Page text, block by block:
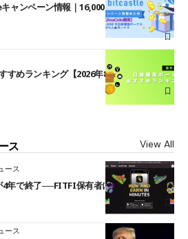
ャンペーン情報｜16,000円口座開設ボーナ
すめランキング【2026年8月最新】
ス View All
ース
年で終了──FITFI保有者に対応呼びかけ
ース